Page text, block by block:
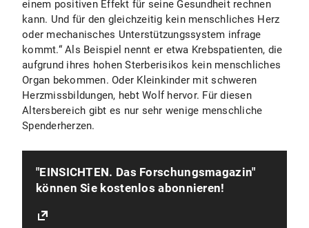
einem positiven Effekt für seine Gesundheit rechnen
kann. Und für den gleichzeitig kein menschliches Herz
oder mechanisches Unterstützungssystem infrage
kommt.“ Als Beispiel nennt er etwa Krebspatienten, die
aufgrund ihres hohen Sterberisikos kein menschliches
Organ bekommen. Oder Kleinkinder mit schweren
Herzmissbildungen, hebt Wolf hervor. Für diesen
Altersbereich gibt es nur sehr wenige menschliche
Spenderherzen.
"EINSICHTEN. Das Forschungsmagazin"
können Sie kostenlos abonnieren!